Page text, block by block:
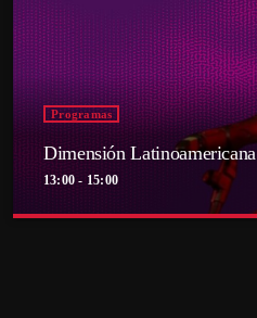
Programas
Dimensión Latinoamericana
13:00 - 15:00